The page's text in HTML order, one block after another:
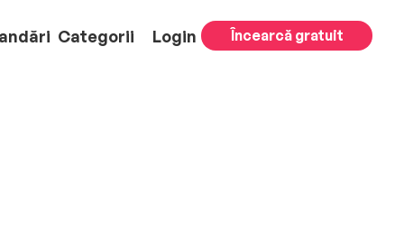
Categorii Login Încearcă gratuit